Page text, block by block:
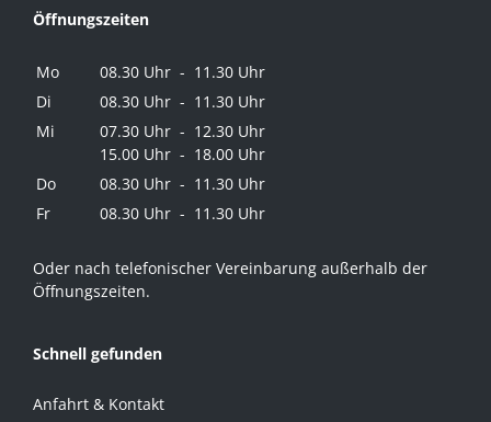
Öffnungszeiten
Mo
08.30 Uhr - 11.30 Uhr
Di
08.30 Uhr - 11.30 Uhr
Mi
07.30 Uhr - 12.30 Uhr
15.00 Uhr - 18.00 Uhr
Do
08.30 Uhr - 11.30 Uhr
Fr
08.30 Uhr - 11.30 Uhr
Oder nach telefonischer Vereinbarung außerhalb der
Öffnungszeiten.
Schnell gefunden
Anfahrt & Kontakt